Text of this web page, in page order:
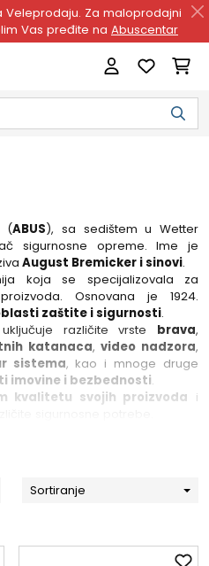
Veleprodaju. Za maloprodajni
Vas pređite na Abuscentar
(ABUS), sa sedištem u Wetter
sigurnosne opreme. Ime je
August Bremicker i sinovi.
koja se specijalizovala za
Osnovana je 1924.
zaštite i sigurnosti.
različite vrste brava,
katanaca,video nadzora,
sistema, kao i mnoge druge
imovine i bezbednosti.
kvalitetu svojih proizvoda i
Sortiranje